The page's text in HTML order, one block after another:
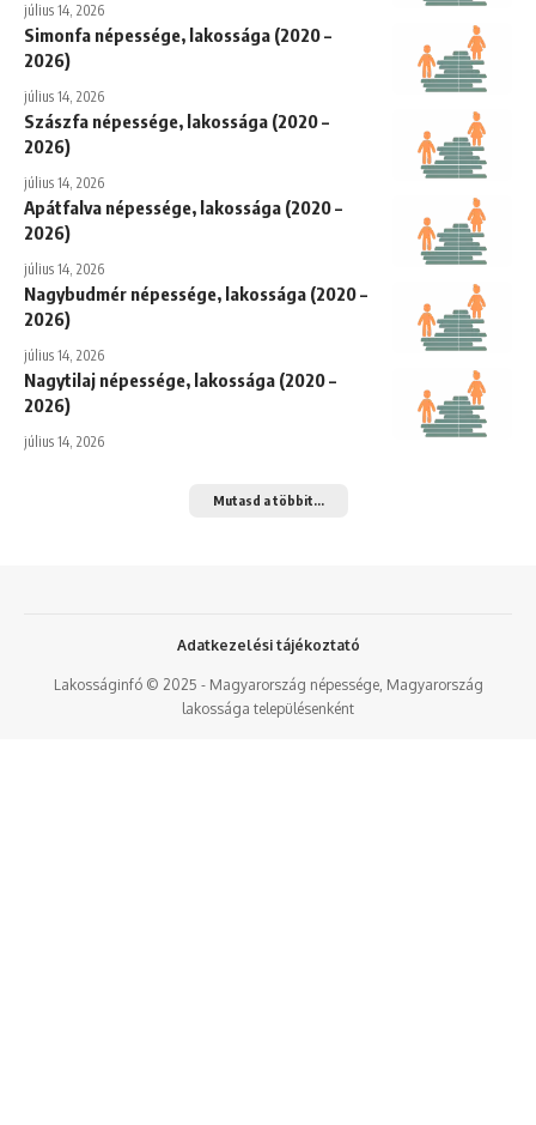
július 14, 2026
Simonfa népessége, lakossága (2020 –
2026)
július 14, 2026
Szászfa népessége, lakossága (2020 –
2026)
július 14, 2026
Apátfalva népessége, lakossága (2020 –
2026)
július 14, 2026
Nagybudmér népessége, lakossága (2020 –
2026)
július 14, 2026
Nagytilaj népessége, lakossága (2020 –
2026)
július 14, 2026
Mutasd a többit...
Lakosságinfó © 2025 - Magyarország népessége, Magyarország
lakossága településenként
Adatkezelési tájékoztató